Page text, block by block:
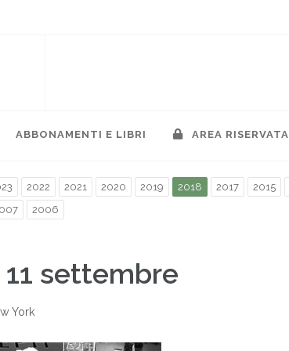
ABBONAMENTI E LIBRI AREA RISERVATA
2022 2021 2020 2019 2018 2017 2015
2006
11 settembre
York